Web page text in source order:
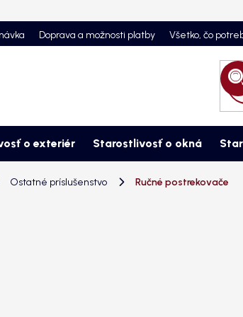
Doprava a možnosti platby Všetko, čo
o exteriér Starostlivosť o okná
Ostatné príslušenstvo Ručné postrekovače